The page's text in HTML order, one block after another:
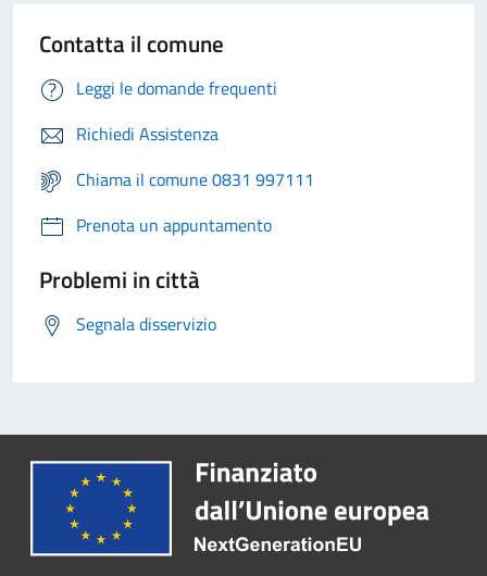
Contatta il comune
Leggi le domande frequenti
Richiedi Assistenza
Chiama il comune 0831 997111
Prenota un appuntamento
Problemi in città
Segnala disservizio